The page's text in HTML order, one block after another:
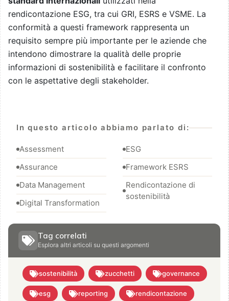
rendicontazione ESG, tra cui GRI, ESRS e VSME. La
conformità a questi framework rappresenta un
requisito sempre più importante per le aziende che
intendono dimostrare la qualità delle proprie
informazioni di sostenibilità e facilitare il confronto
con le aspettative degli stakeholder.
In questo articolo abbiamo parlato di:
Assessment
Assurance
Data Management
Digital Transformation
ESG
Framework ESRS
Rendicontazione di
sostenibilità
Tag correlati
Esplora altri articoli su questi argomenti
sostenibilità zucchetti governance
esg reporting rendicontazione